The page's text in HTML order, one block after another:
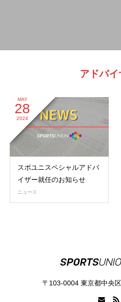
アドバイ
MAY
28
2024
スポユニスペシャルアドバ
イザー就任のお知らせ
ニュース
〒103-0004 東京都中央